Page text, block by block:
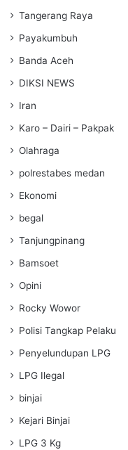
Tangerang Raya
Payakumbuh
Banda Aceh
DIKSI NEWS
Iran
Karo – Dairi – Pakpak
Olahraga
polrestabes medan
Ekonomi
begal
Tanjungpinang
Bamsoet
Opini
Rocky Wowor
Polisi Tangkap Pelaku
Penyelundupan LPG
LPG Ilegal
binjai
Kejari Binjai
LPG 3 Kg